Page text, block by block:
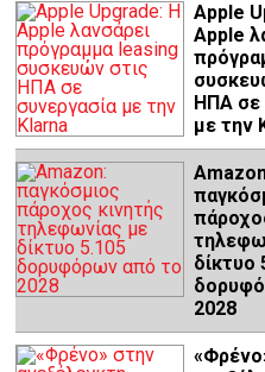
Apple
Apple
ΗΠΑ σε
με την
δίκτυο
2028